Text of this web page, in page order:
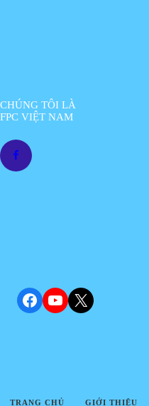
CHÚNG TÔI LÀ
FPC VIỆT NAM
Facebook
YouTube
X
TRANG CHỦ GIỚI THIỆU